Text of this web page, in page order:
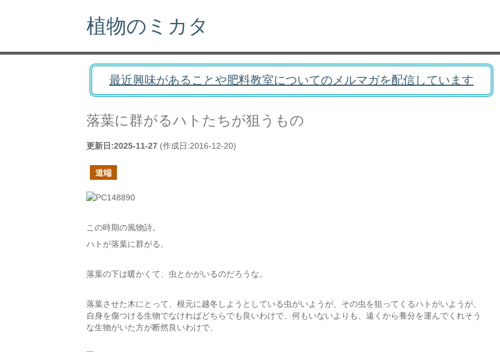
植物のミカタ
最近興味があることや肥料教室についてのメルマガを配信しています
落葉に群がるハトたちが狙うもの
更新日:2025-11-27 (作成日:2016-12-20)
道端
この時期の風物詩。
ハトが落葉に群がる。
落葉の下は暖かくて、虫とかがいるのだろうな。
落葉させた木にとって、根元に越冬しようとしている虫がいようが、その虫を狙ってくるハトがいようが、
自身を傷つける生物でなければどちらでも良いわけで、何もいないよりも、遠くから養分を運んでくれそう
な生物がいた方が断然良いわけで、